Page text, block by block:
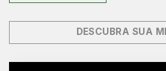
DESCUBRA SUA